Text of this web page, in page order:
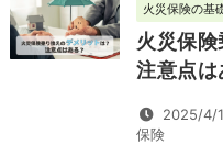
火災保険の基
火災保
注意点は
2025/4/1
保険